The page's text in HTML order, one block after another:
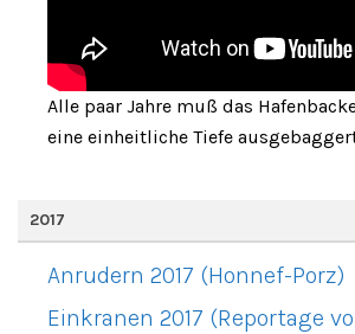
Alle paar Jahre muß das
eine einheitliche Tiefe
2017
Anrudern 2017 (Honnef-Porz)
Einkranen 2017 (Reportage